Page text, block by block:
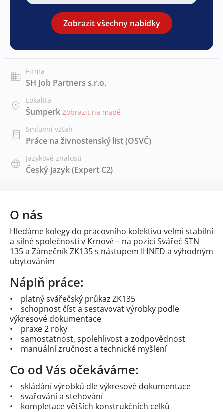
Zobrazit všechny nabídky
Firma
SH Job Partners s.r.o.
Lokalita
Šumperk Zobrazit na mapě
Smluvní vztah
Práce na živnostenský list (OSVČ)
Jazykové znalosti
Český jazyk(Expert C2)
O nás
Hledáme kolegy do pracovního kolektivu velmi stabilní
a silné společnosti v Krnově – na pozici Svářeč STN
135 a Zámečník ZK135 s nástupem IHNED a výhodným
ubytováním
Náplň práce:
• platný svářečský průkaz ZK135
• schopnost číst a sestavovat výrobky podle
výkresové dokumentace
• praxe 2 roky
• samostatnost, spolehlivost a zodpovědnost
• manuální zručnost a technické myšlení
Co od Vás očekáváme:
• skládání výrobků dle výkresové dokumentace
• svařování a stehování
• kompletace větších konstrukčních celků